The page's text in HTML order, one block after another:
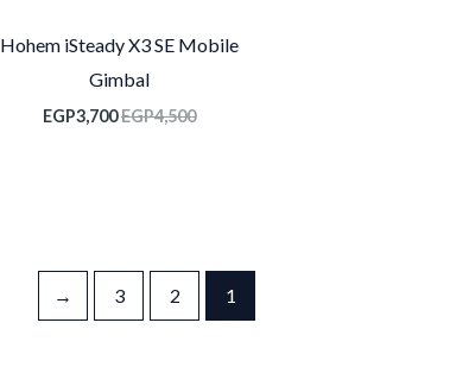
Hohem iSteady X3 SE Mobile
Gimbal
EGP4,500
EGP3,700
1
2
3
←